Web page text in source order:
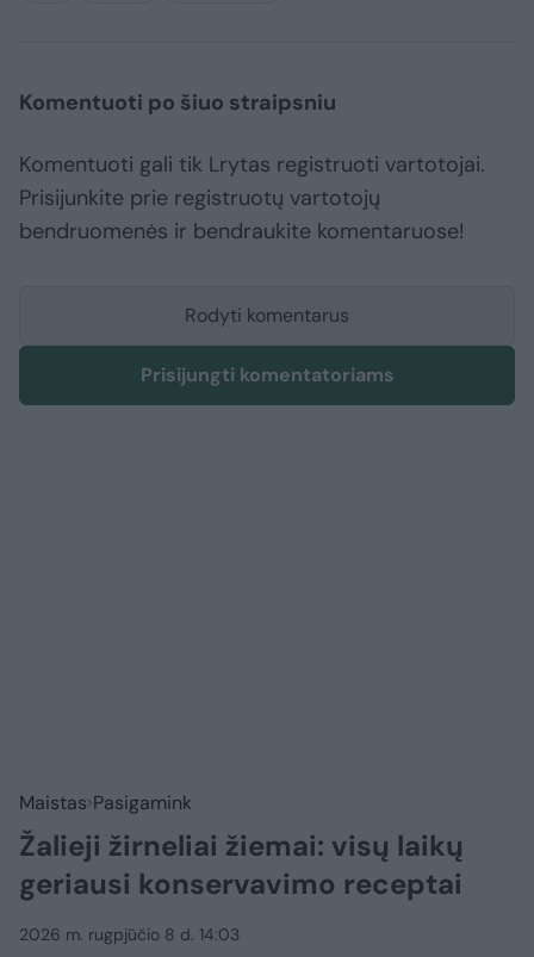
Komentuoti po šiuo straipsniu
Komentuoti gali tik Lrytas registruoti vartotojai.
Prisijunkite prie registruotų vartotojų
bendruomenės ir bendraukite komentaruose!
Rodyti komentarus
Prisijungti komentatoriams
Maistas Pasigamink
Žalieji žirneliai žiemai: visų laikų
geriausi konservavimo receptai
2026 m. rugpjūčio 8 d. 14:03